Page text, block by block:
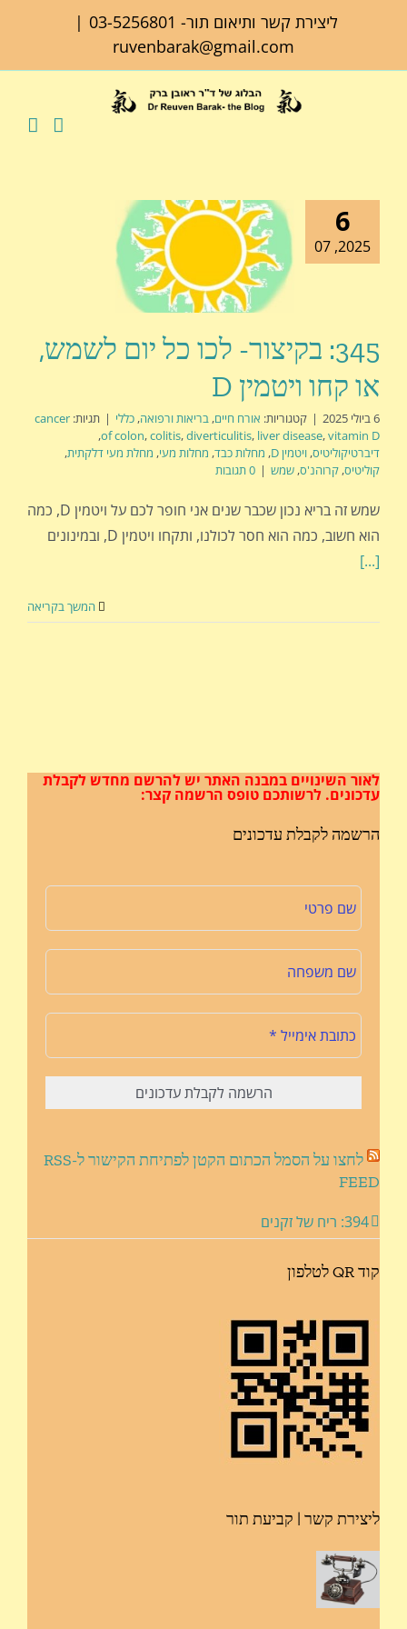
ליצירת קשר ותיאום תור- 03-5256801
|
ruvenbarak@gmail.com
6
2025, 07
345: בקיצור- לכו כל יום לשמש,
או קחו ויטמין D
6 ביולי 2025 | קטגוריות: אורח חיים, בריאות ורפואה, כללי | תגיות: cancer
of colon,colitis,diverticulitis, liver disease,vitamin D
,
דיברטיקוליטיס, ויטמין D , מחלות כבד, מחלות מעי, מחלת מעי דלקתית,
קוליטיס, קרוהנ'ס, שמש | 0 תגובות
שמש זה בריא נכון שכבר שנים אני חופר לכם על ויטמין D, כמה
הוא חשוב, כמה הוא חסר לכולנו, ותקחו ויטמין D, ובמינונים
[...]
המשך בקריאה
לאור השינויים במבנה האתר יש להרשם מחדש לקבלת
עדכונים. לרשותכם טופס הרשמה קצר:
הרשמה לקבלת עדכונים
לחצו על הסמל הכתום הקטן לפתיחת הקישור ל-RSS
FEED
394: ריח של זקנים
קוד QR לטלפון
ליצירת קשר | קביעת תור